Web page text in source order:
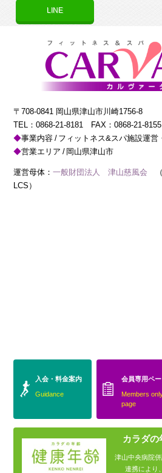
LINE
〒708-0841 岡山県津山市川崎1756-8
TEL：0868-21-8181 FAX：0868-21-
事業内容
フィットネス&スパ施設運営
営業エリア
岡山県津山市
運営母体：一般財団法人 津山慈風会
（
LCS）
入会・料金案内
Guidance
会員専用ペ
Members
page
カラダの
津山中央病院
連携により